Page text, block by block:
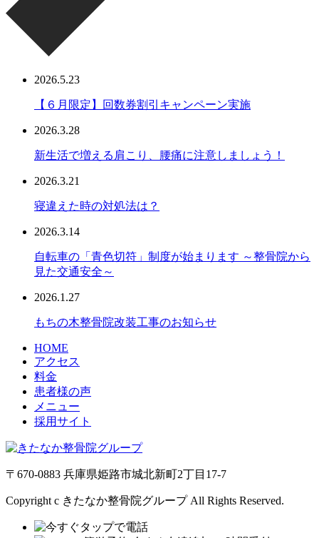
2026.5.23
【６月限定】回数券割引キャンペーン実施
2026.3.28
新生活で増える肩こり、腰痛に注意しましょう！
2026.3.21
寝違えた時の対処法は？
2026.3.14
自転車の「青色切符」制度が始まります ～整骨院から
見た交通安全～
2026.1.27
もちの木整骨院改装工事のお知らせ
HOME
アクセス
料金
患者様の声
メニュー
採用サイト
〒670-0883 兵庫県姫路市城北新町2丁目17-7
Copyright c きたなか整骨院グループ All Rights Reserved.